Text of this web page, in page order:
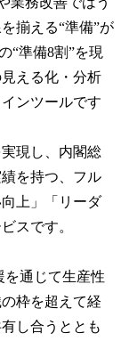
揃える“準備”が
“準備8割”を現
える化・分析
ンツールです
現し、内閣総
を持つ、フル
上」「リーダ
スです。
を通じて生産性
枠を超えて経
し合うととも